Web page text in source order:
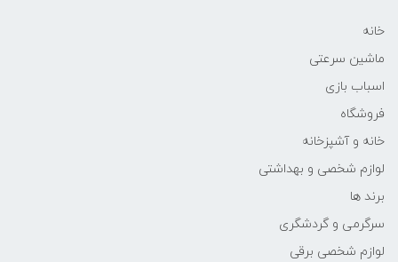
خانه
ماشین سرعتی
اسباب بازی
فروشگاه
خانه و آشپزخانه
لوازم شخصی و بهداشتی
برند ها
سرگرمی و گردشگری
لوازم شخصی برقی